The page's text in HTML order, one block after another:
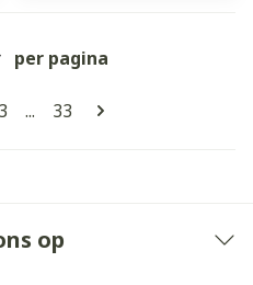
Pagina's pagina
Pagina
3 ... Pagina
33
per pagina
op